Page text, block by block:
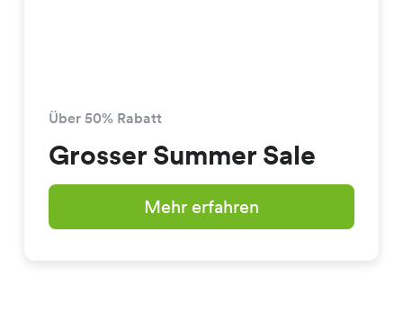
Über 50% Rabatt
Grosser Summer Sale
Mehr erfahren